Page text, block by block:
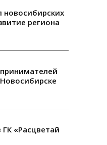
новосибирских
региона
«Расцветай